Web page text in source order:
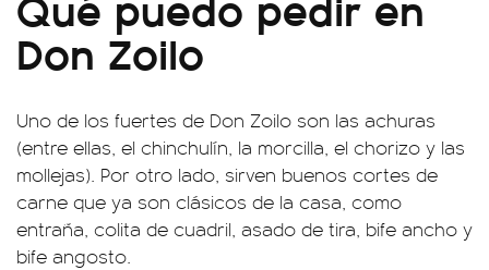
Don Zoilo
Uno de los fuertes de Don Zoilo son las achuras
(entre ellas, el chinchulín, la morcilla, el chorizo y las
mollejas). Por otro lado, sirven buenos cortes de
carne que ya son clásicos de la casa, como
entraña, colita de cuadril, asado de tira, bife ancho y
bife angosto.